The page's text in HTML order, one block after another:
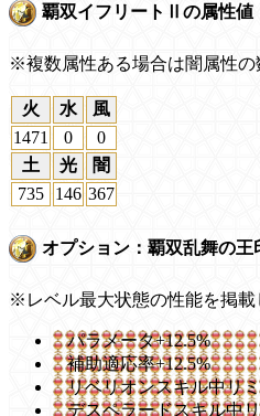
覇双イフリートⅡの属性値
※複数属性ある場合は闇属性の
火 水
風
1471
0
0
土
光
闇
735
146 367
オプション：覇双乱舞の王
※レベル最大状態の性能を掲載
パラメータ+12.5%
補助適応率+12.5%
リベリオンスキル中リ
デスペラードスキル中